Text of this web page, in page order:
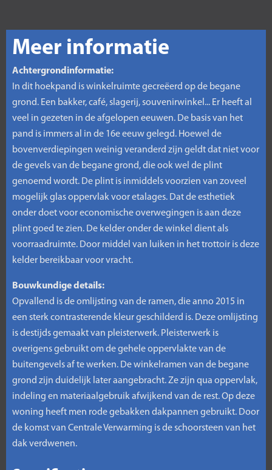
Meer informatie
Achtergrondinformatie:
In dit hoekpand is winkelruimte gecreëerd op de begane
grond. Een bakker, café, slagerij, souvenirwinkel... Er heeft al
veel in gezeten in de afgelopen eeuwen. De basis van het
pand is immers al in de 16e eeuw gelegd. Hoewel de
bovenverdiepingen weinig veranderd zijn geldt dat niet voor
de gevels van de begane grond, die ook wel de plint
genoemd wordt. De plint is inmiddels voorzien van zoveel
mogelijk glas oppervlak voor etalages. Dat de esthetiek
onder doet voor economische overwegingen is aan deze
plint goed te zien. De kelder onder de winkel dient als
voorraadruimte. Door middel van luiken in het trottoir is deze
kelder bereikbaar voor vracht.
Bouwkundige details:
Opvallend is de omlijsting van de ramen, die anno 2015 in
een sterk contrasterende kleur geschilderd is. Deze omlijsting
is destijds gemaakt van pleisterwerk. Pleisterwerk is
overigens gebruikt om de gehele oppervlakte van de
buitengevels af te werken. De winkelramen van de begane
grond zijn duidelijk later aangebracht. Ze zijn qua oppervlak,
indeling en materiaalgebruik afwijkend van de rest. Op deze
woning heeft men rode gebakken dakpannen gebruikt. Door
de komst van Centrale Verwarming is de schoorsteen van het
dak verdwenen.